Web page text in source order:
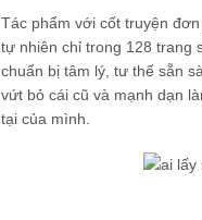
Tác phẩm với cốt truyện
tự nhiên chỉ trong 128 trang
chuẩn bị tâm lý, tư thế sẵn
vứt bỏ cái cũ và mạnh dạn
tại của mình.